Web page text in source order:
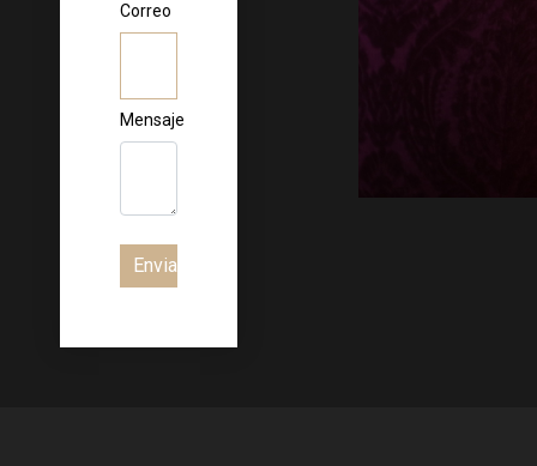
Correo
Mensaje
Enviar